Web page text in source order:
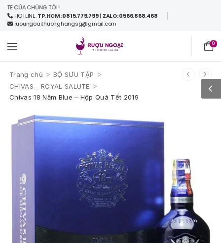
CỦA CHÚNG TÔI !
HOTLINE:TP.HCM: 0815.779.799| ZALO: 0566.868.468
ruoungoaithuonghangsg@gmail.com
0
Trang chủ > BỘ SƯU TẬP >
CHIVAS - ROYAL SALUTE >
Chivas 18 Năm Blue – Hộp Quà Tết 2019